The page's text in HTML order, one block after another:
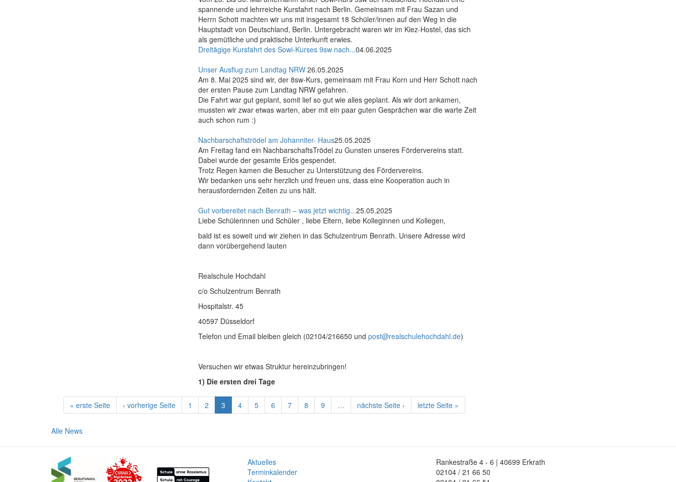
spannende und lehrreiche Kursfahrt nach Berlin. Gemeinsam mit Frau Sazan und
Herrn Schott machten wir uns mit insgesamt 18 Schüler/innen auf den Weg in die
Hauptstadt von Deutschland, Berlin. Untergebracht waren wir im Kiez-Hostel, das sich
als gemütliche und praktische Unterkunft erwies.
Dreitägige Kursfahrt des Sowi-Kurses 9sw nach...04.06.2025
Unser Ausflug zum Landtag NRW26.05.2025
Am 8. Mai 2025 sind wir, der 8sw-Kurs, gemeinsam mit Frau Korn und Herr Schott nach
der ersten Pause zum Landtag NRW gefahren.
Die Fahrt war gut geplant, somit lief so gut wie alles geplant. Als wir dort ankamen,
mussten wir zwar etwas warten, aber mit ein paar guten Gesprächen war die warte Zeit
auch schon rum :)
Nachbarschaftströdel am Johanniter- Haus25.05.2025
Am Freitag fand ein NachbarschaftsTrödel zu Gunsten unseres Fördervereins statt.
Dabei wurde der gesamte Erlös gespendet.
Trotz Regen kamen die Besucher zu Unterstützung des Fördervereins.
Wir bedanken uns sehr herzlich und freuen uns, dass eine Kooperation auch in
herausfordernden Zeiten zu uns hält.
Gut vorbereitet nach Benrath – was jetzt wichtig...25.05.2025
Liebe Schülerinnen und Schüler , liebe Eltern, liebe Kolleginnen und Kollegen,
bald ist es soweit und wir ziehen in das Schulzentrum Benrath. Unsere Adresse wird
dann vorübergehend lauten
Realschule Hochdahl
c/o Schulzentrum Benrath
Hospitalstr. 45
40597 Düsseldorf
Telefon und Email bleiben gleich (02104/216650 undpost@realschulehochdahl.de)
Versuchen wir etwas Struktur hereinzubringen!
1) Die ersten drei Tage
« erste Seite ‹ vorherige Seite 1 2 3 4 5 6 7 8 9 … nächste Seite › letzte Seite »
Alle News
Aktuelles
Terminkalender
Rankestraße 4 - 6 | 40699 Erkrath
02104 / 21 66 50